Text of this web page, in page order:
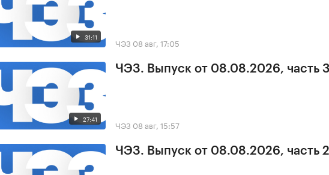
31:11 ЧЭЗ 08 авг, 17:05
27:41
ЧЭЗ. Выпуск от 08.08.2026, часть
ЧЭЗ 08 авг, 15:57
ЧЭЗ. Выпуск от 08.08.2026, часть 2